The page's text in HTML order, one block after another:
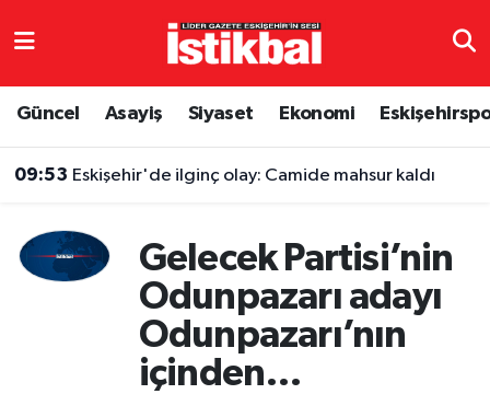
Güncel Asayiş Siyaset Ekonomi
09:53 Eskişehir'de ilginç olay: Camide mahsur kaldı
Gelecek Partisi’nin
Odunpazarı adayı
Odunpazarı’nın
içinden…
Eskişehirspor
Siyaset
Eskişehir Nöbetçi Eczaneler
Eskişehir Trafik Yoğunluk Haritası
TFF 3.Lig 4.Grup Puan Durumu ve Fikstür
Tüm Manşetler